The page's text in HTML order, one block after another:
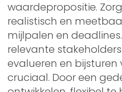
waardepropositie.
realistisch en
mijlpalen en
relevante
evalueren en bijsturen
cruciaal. Door een